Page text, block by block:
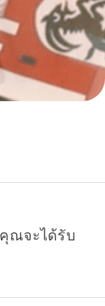
คุณจะได้รับ